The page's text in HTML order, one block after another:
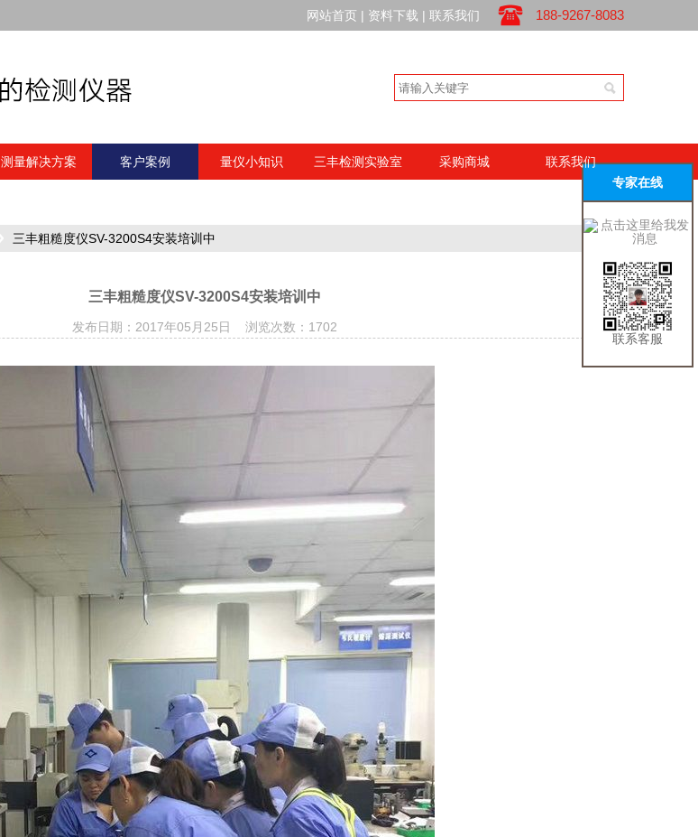
188-9267-8083
网站首页 | 资料下载 | 联系我们
测量解决方案 客户案例 量仪小知识 三丰检测实验室 采购商城 联系我们
三丰粗糙度仪SV-3200S4安装培训中
三丰粗糙度仪SV-3200S4安装培训中
发布日期： 2017年05月25日 浏览次数： 1702
专家在线
联系客服